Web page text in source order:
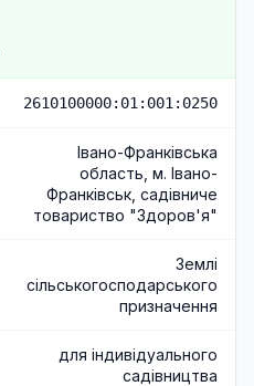
2610100000:01:001:0250
Івано-Франківська
область, м. Івано-
Франківськ, садівниче
товариство "Здоров'я"
Землі
сільськогосподарського
призначення
для індивідуального
садівництва